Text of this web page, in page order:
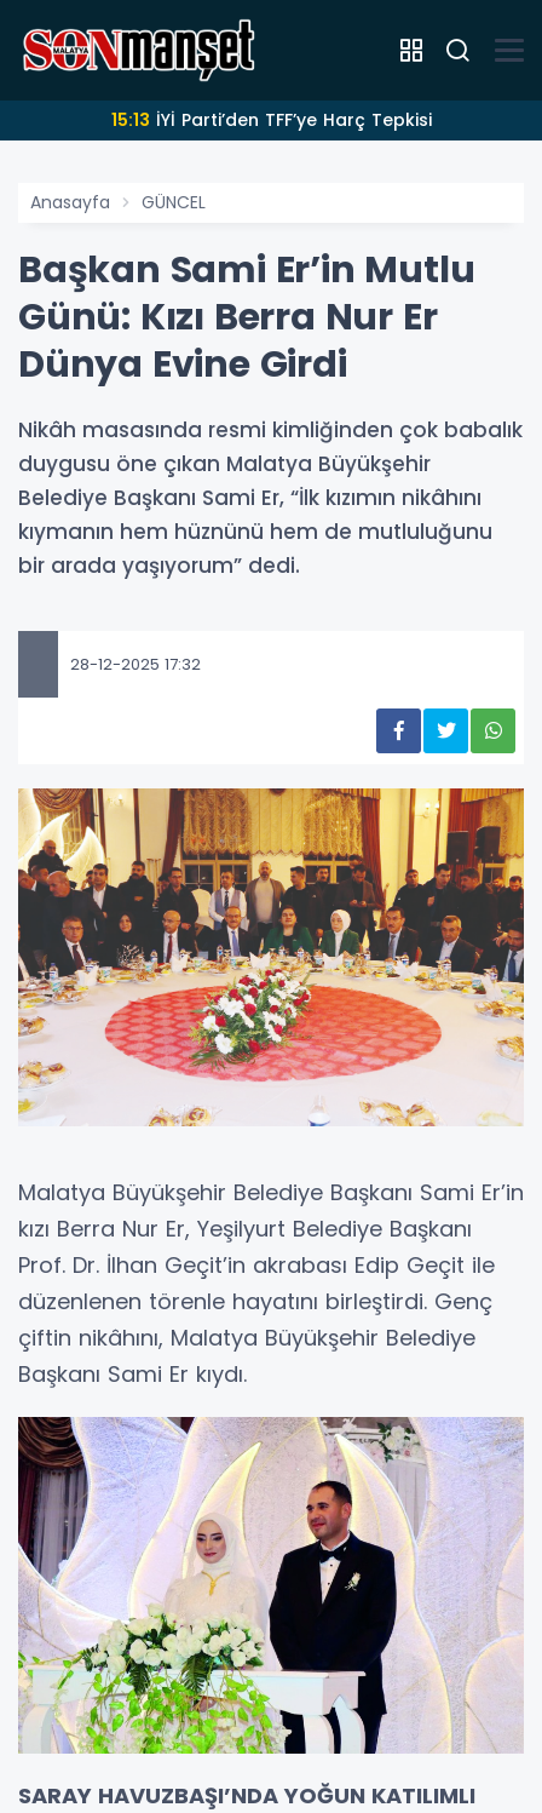
15:13 İYİ Parti’den TFF’ye Harç Tepkisi
Anasayfa GÜNCEL
Başkan Sami Er’in Mutlu
Günü: Kızı Berra Nur Er
Dünya Evine Girdi
Nikâh masasında resmi kimliğinden çok babalık
duygusu öne çıkan Malatya Büyükşehir
Belediye Başkanı Sami Er, “İlk kızımın nikâhını
kıymanın hem hüznünü hem de mutluluğunu
bir arada yaşıyorum” dedi.
28-12-2025 17:32
Malatya Büyükşehir Belediye Başkanı Sami Er’in
kızı Berra Nur Er, Yeşilyurt Belediye Başkanı
Prof. Dr. İlhan Geçit’in akrabası Edip Geçit ile
düzenlenen törenle hayatını birleştirdi. Genç
çiftin nikâhını, Malatya Büyükşehir Belediye
Başkanı Sami Er kıydı.
SARAY HAVUZBAŞI’NDA YOĞUN KATILIMLI